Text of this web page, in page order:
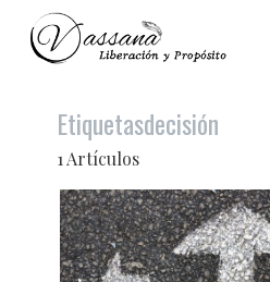
Etiquetasdecisión
1 Artículos